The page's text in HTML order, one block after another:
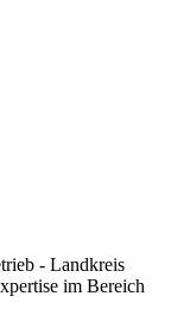
- Landkreis
im Bereich